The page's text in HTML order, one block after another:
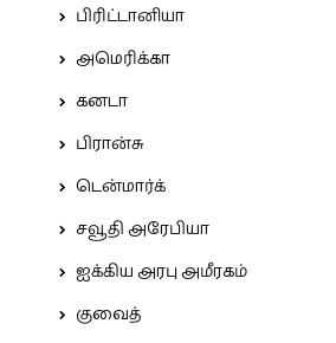
பிரிட்டானியா
அமெரிக்கா
கனடா
பிரான்சு
டென்மார்க்
சவூதி அரேபியா
ஐக்கிய அரபு அமீரகம்
குவைத்